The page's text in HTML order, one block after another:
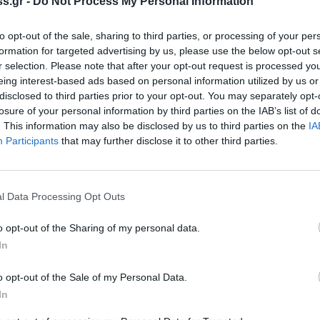
opt-out of the sale, sharing to third parties, or processing of your
for targeted advertising by us, please use the below opt-out
selection. Please note that after your opt-out request is processed
interest-based ads based on personal information utilized by us
to third parties prior to your opt-out. You may separately
of your personal information by third parties on the IAB’s list of
This information may also be disclosed by us to third parties on the
Participants that may further disclose it to other third parties.
Data Processing Opt Outs
opt-out of the Sharing of my personal data.
opt-out of the Sale of my Personal Data.
ἀξιολόγηση τῶν λαθῶν, πίστη στίς
ἀποτυχία χωρίζει μία λεπτή γραμμή, πολλές
στίς καρδιές σας ἡ ἀπογοήτευση ἤ ὁ θυμός,
σίγουροι καί σίγουρες ὅτι θά δικαιωθεῖτε.
συνανθρώπων μας, πού στο ξεκίνημα
σας εἶναι νά μετατρέψετε μία πρόσκαιρη
στίβο τῆς ζωῆς.
τίς λύπες, θά πρέπει νά ἔχουμε σύμμαχό μας
γίνονται ἁπλά, οἱ ἐπιτυχίες μπαίνουν στή
καί οἱ δρόμοι πού βρίσκονται μπροστά μας
ὅ,τι άποφασίσετε γιά τή συνέχεια τῆς ζωῆς